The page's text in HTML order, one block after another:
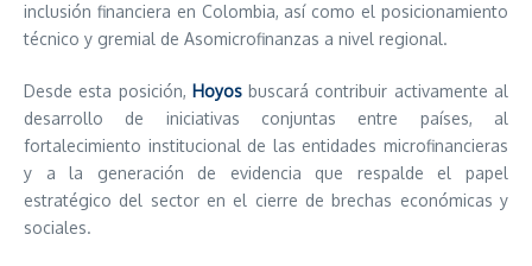
inclusión financiera en Colombia, así como el posicionamiento
técnico y gremial de Asomicrofinanzas a nivel regional.
Desde esta posición, Hoyos buscará contribuir activamente al
desarrollo de iniciativas conjuntas entre países, al
fortalecimiento institucional de las entidades microfinancieras
y a la generación de evidencia que respalde el papel
estratégico del sector en el cierre de brechas económicas y
sociales.